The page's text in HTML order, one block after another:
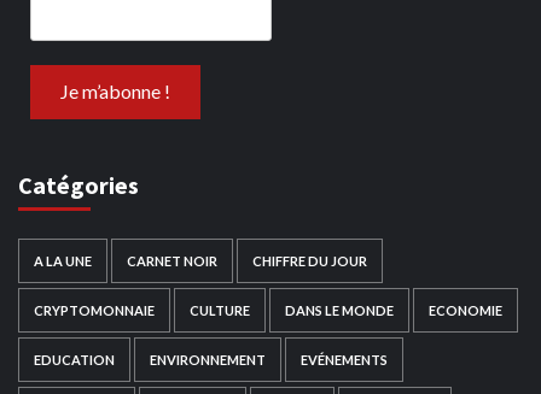
Catégories
A LA UNE CARNET NOIR CHIFFRE DU JOUR
CRYPTOMONNAIE CULTURE DANS LE MONDE ECONOMIE
EDUCATION ENVIRONNEMENT EVÉNEMENTS